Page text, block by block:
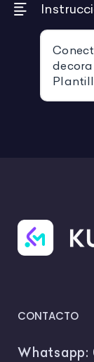
CONTACTO
Whatsapp: